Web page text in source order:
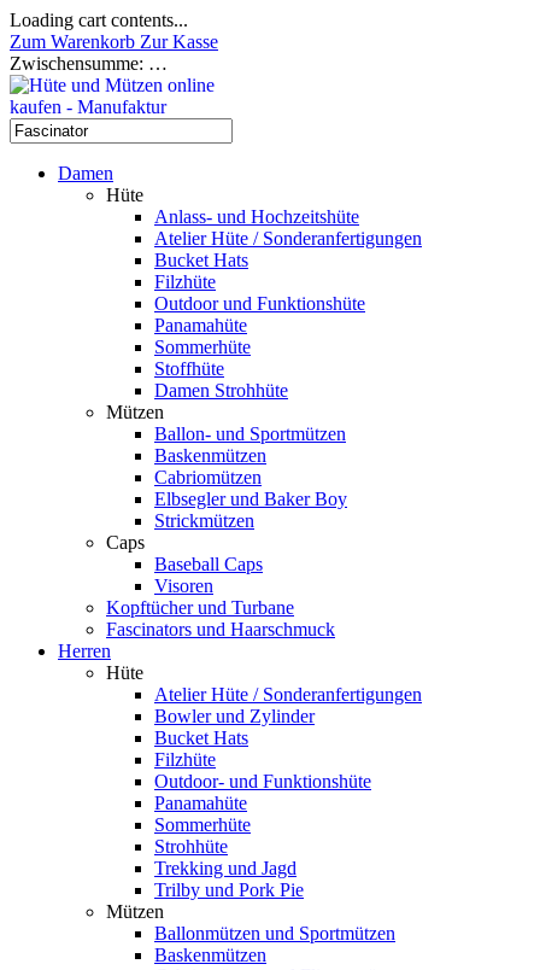
Loading cart contents...
Zum Warenkorb Zur Kasse
Zwischensumme: …
Damen
Hüte
Anlass- und Hochzeitshüte
Atelier Hüte / Sonderanfertigungen
Bucket Hats
Filzhüte
Outdoor und Funktionshüte
Panamahüte
Sommerhüte
Stoffhüte
Damen Strohhüte
Mützen
Ballon- und Sportmützen
Baskenmützen
Cabriomützen
Elbsegler und Baker Boy
Strickmützen
Caps
Baseball Caps
Visoren
Kopftücher und Turbane
Fascinators und Haarschmuck
Herren
Hüte
Atelier Hüte / Sonderanfertigungen
Bowler und Zylinder
Bucket Hats
Filzhüte
Outdoor- und Funktionshüte
Panamahüte
Sommerhüte
Strohhüte
Trekking und Jagd
Trilby und Pork Pie
Mützen
Ballonmützen und Sportmützen
Baskenmützen